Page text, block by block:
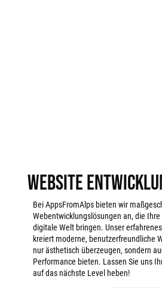
Website
Bei AppsFromAlps bieten wir
Webentwicklungslösungen an, die
digitale Welt bringen. Unser
kreiert moderne, benutzerfreundliche
nur ästhetisch überzeugen, sondern
Performance bieten. Lassen Sie uns
auf das nächste Level heben!